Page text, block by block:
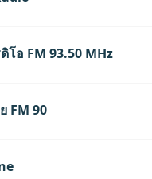
โอ FM 93.50 MHz
FM 90